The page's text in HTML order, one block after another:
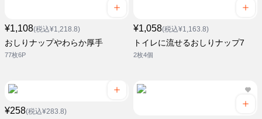
¥1,108(税込¥1,218.8)
おしりナップやわらか厚手
77枚6P
¥1,058(税込¥1,163.8)
トイレに流せるおしりナップ7
2枚4個
¥258(税込¥283.8)